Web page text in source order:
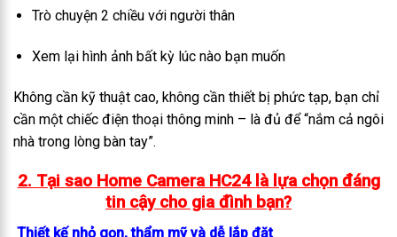
Trò chuyện 2 chiều với người thân
Xem lại hình ảnh bất kỳ lúc nào bạn muốn
Không cần kỹ thuật cao, không cần thiết bị phức tạp, bạn chỉ
cần một chiếc điện thoại thông minh – là đủ để “nắm cả ngôi
nhà trong lòng bàn tay”.
2. Tại sao Home Camera HC24 là lựa chọn đáng
tin cậy cho gia đình bạn?
Thiết kế nhỏ gọn, thẩm mỹ và dễ lắp đặt